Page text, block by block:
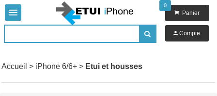


0
 Panier
 Compte
Accueil > iPhone 6/6+ > Etui et housses